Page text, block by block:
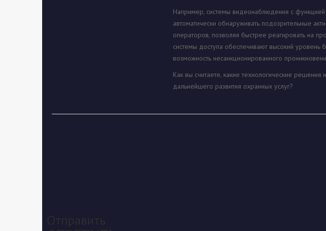
Например, системы видеонаблюдения с функцией
автоматически обнаруживать подозрительные
операторов, позволяя быстрее реагировать на
системы доступа обеспечивают высокий уровень
возможность несанкционированного
Как вы считаете, какие технологические
дальнейшего развития охранных услуг?
Отправить